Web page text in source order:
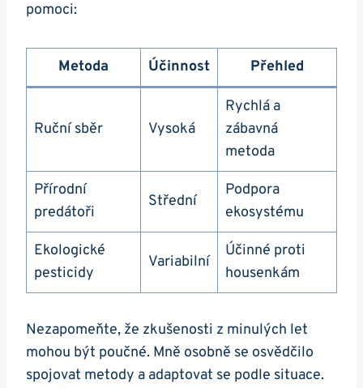
⁤pomoci:
Metoda Účinnost Přehled
Ruční sběr Vysoká
Rychlá a
zábavná
metoda
Přírodní⁢
predátoři
Střední
Podpora
ekosystému
Ekologické
pesticidy
Variabilní
Účinné​ proti
housenkám
Nezapomeňte, že zkušenosti z minulých let
mohou být poučné. ‌Mně osobně se osvědčilo
spojovat metody a adaptovat⁣ se podle‌ situace.